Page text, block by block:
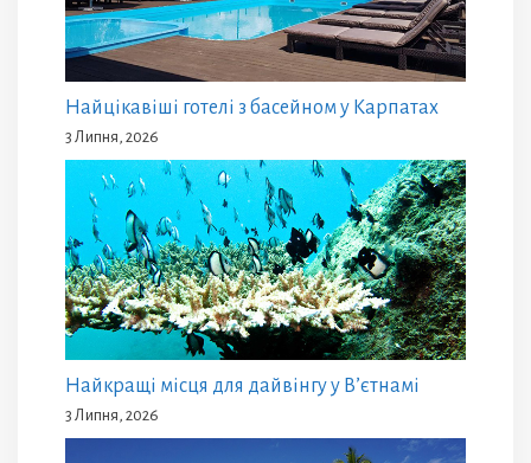
Найцікавіші готелі з басейном у Карпатах
3 Липня, 2026
Найкращі місця для дайвінгу у В’єтнамі
3 Липня, 2026